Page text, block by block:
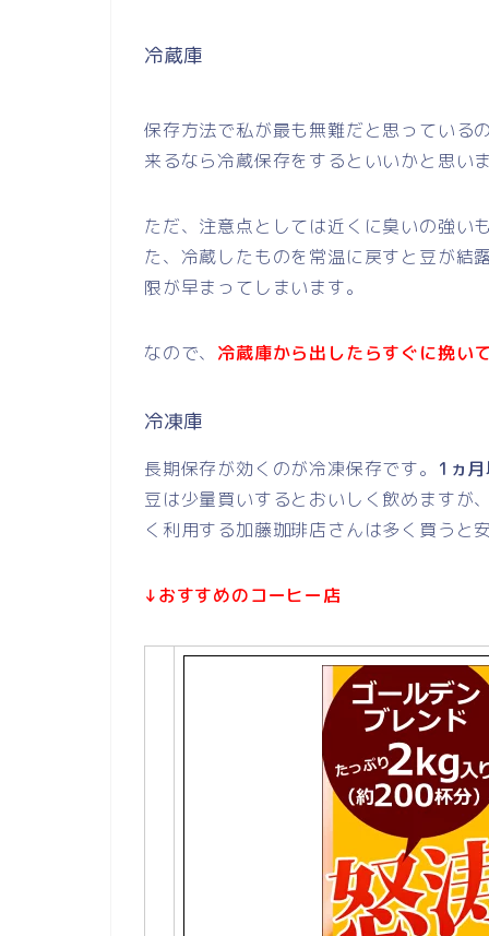
冷蔵庫
保存方法で私が最も無難だと思っている
来るなら冷蔵保存をするといいかと思い
ただ、注意点としては近くに臭いの強い
た、冷蔵したものを常温に戻すと豆が結
限が早まってしまいます。
なので、 冷蔵庫から出したらすぐに挽い
冷凍庫
長期保存が効くのが冷凍保存です。 1ヵ
豆は少量買いするとおいしく飲めますが
く利用する加藤珈琲店さんは多く買うと
↓おすすめのコーヒー店